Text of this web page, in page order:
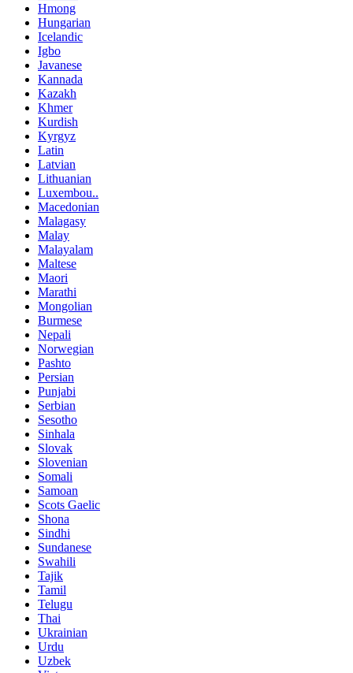
Hmong
Hungarian
Icelandic
Igbo
Javanese
Kannada
Kazakh
Khmer
Kurdish
Kyrgyz
Latin
Latvian
Lithuanian
Luxembou..
Macedonian
Malagasy
Malay
Malayalam
Maltese
Maori
Marathi
Mongolian
Burmese
Nepali
Norwegian
Pashto
Persian
Punjabi
Serbian
Sesotho
Sinhala
Slovak
Slovenian
Somali
Samoan
Scots Gaelic
Shona
Sindhi
Sundanese
Swahili
Tajik
Tamil
Telugu
Thai
Ukrainian
Urdu
Uzbek